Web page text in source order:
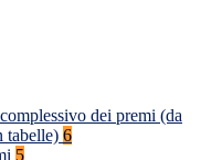
dei premi (da
tabelle) 6
5